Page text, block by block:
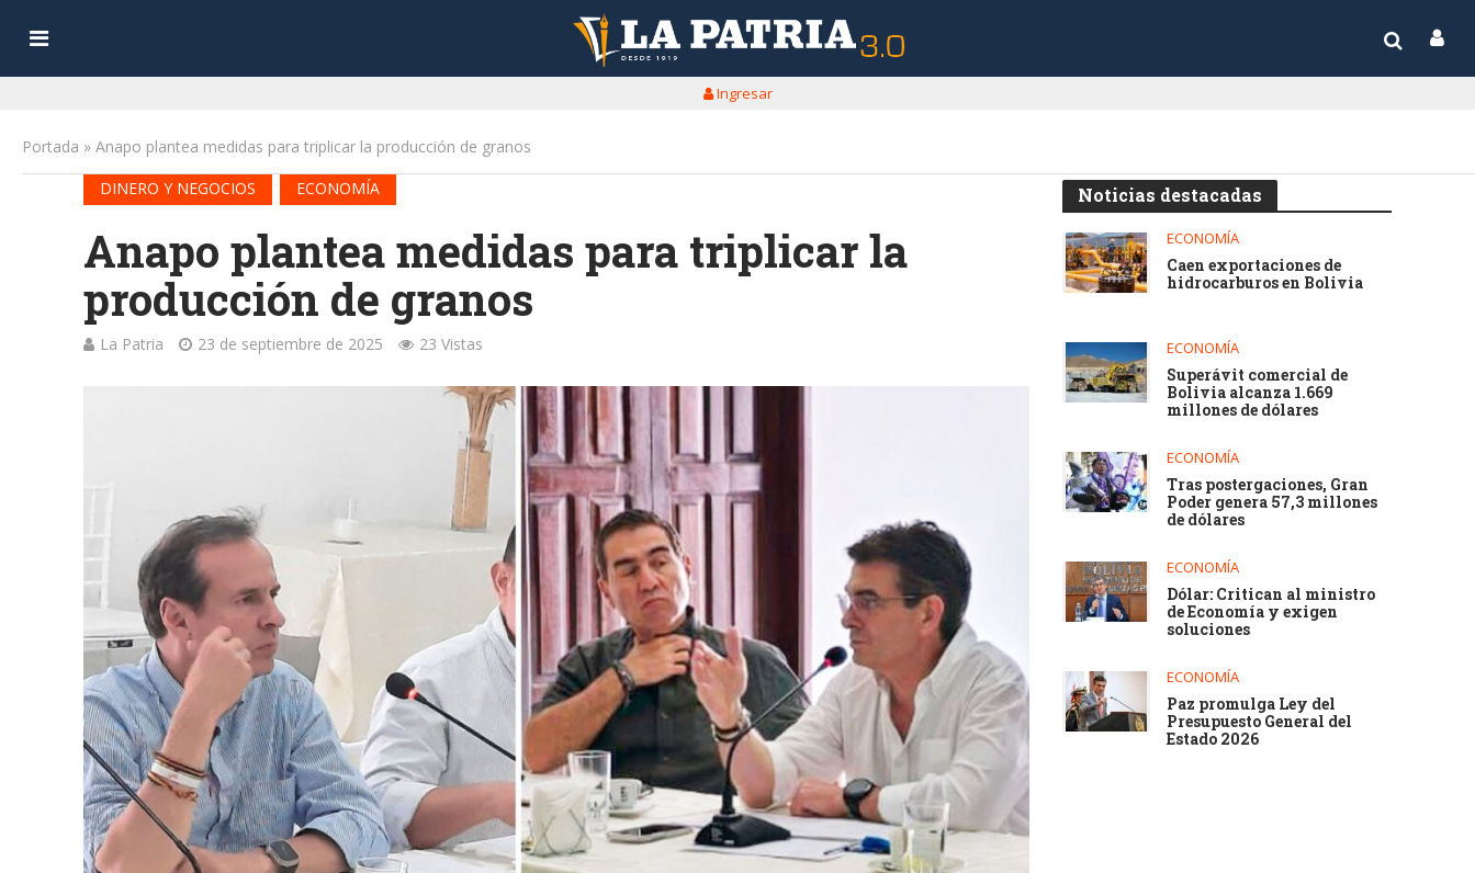
Ingresar
Portada » Anapo plantea medidas para triplicar la producción de granos
DINERO Y NEGOCIOS
ECONOMÍA
Anapo plantea medidas para triplicar la
producción de granos
La Patria 23 de septiembre de 2025 23 Vistas
Noticias destacadas
ECONOMÍA
Caen exportaciones de
hidrocarburos en Bolivia
ECONOMÍA
Superávit comercial de
Bolivia alcanza 1.669
millones de dólares
ECONOMÍA
Tras postergaciones, Gran
Poder genera 57,3 millones
de dólares
ECONOMÍA
Dólar: Critican al ministro
de Economía y exigen
soluciones
ECONOMÍA
Paz promulga Ley del
Presupuesto General del
Estado 2026